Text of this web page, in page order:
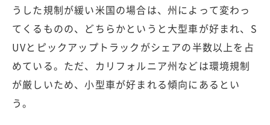
うした規制が緩い米国の場合は、州によって変わっ
てくるものの、どちらかというと大型車が好まれ、S
UVとピックアップトラックがシェアの半数以上を占
めている。ただ、カリフォルニア州などは環境規制
が厳しいため、小型車が好まれる傾向にあるとい
う。